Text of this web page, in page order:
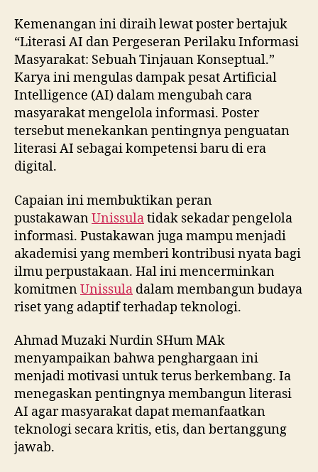
Kemenangan ini diraih lewat poster bertajuk
“Literasi AI dan Pergeseran Perilaku Informasi
Masyarakat: Sebuah Tinjauan Konseptual.”
Karya ini mengulas dampak pesat Artificial
Intelligence (AI) dalam mengubah cara
masyarakat mengelola informasi. Poster
tersebut menekankan pentingnya penguatan
literasi AI sebagai kompetensi baru di era
digital.
Capaian ini membuktikan peran
pustakawanUnissulatidak sekadar pengelola
informasi. Pustakawan juga mampu menjadi
akademisi yang memberi kontribusi nyata bagi
ilmu perpustakaan. Hal ini mencerminkan
komitmenUnissula dalam membangun budaya
riset yang adaptif terhadap teknologi.
Ahmad Muzaki Nurdin SHum MAk
menyampaikan bahwa penghargaan ini
menjadi motivasi untuk terus berkembang. Ia
menegaskan pentingnya membangun literasi
AI agar masyarakat dapat memanfaatkan
teknologi secara kritis, etis, dan bertanggung
jawab.